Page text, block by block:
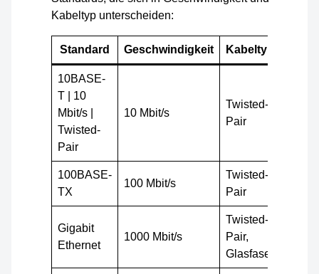
Kabeltyp unterscheiden:
Standard Geschwindigkeit Kabeltyp
10BASE-
T | 10
Mbit/s |
Twisted-
Pair
10 Mbit/s
Twisted-
Pair
100BASE-
TX
100 Mbit/s
Twisted-
Pair
Gigabit
Ethernet
1000 Mbit/s
Twisted-
Pair,
Glasfaser